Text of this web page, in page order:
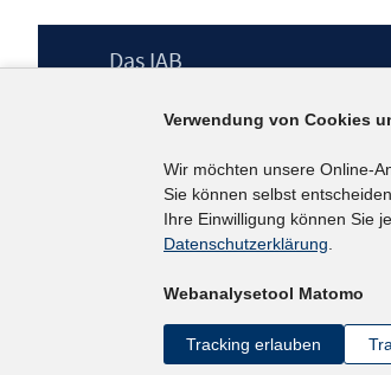
Footer
Das IAB
Berufsforschung (IAB) – unser
Institutsleitung
Graduiertenprogramm
Befragungen
Projekte
Verwendung von Cookies
Wir möchten unsere Online-
Sie können selbst
Ihre Einwilligung können Sie
Datenschutzerklärung.
Webanalysetool Matomo
Tracking erlauben